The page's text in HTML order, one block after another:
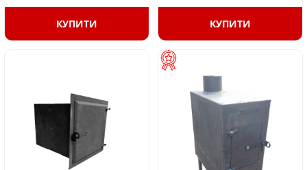
КУПИТИ КУПИТИ